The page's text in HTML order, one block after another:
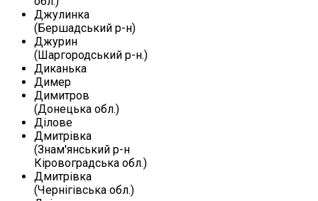
Джулинка
(Бершадський р-н)
Джурин
(Шаргородський р-н.)
Диканька
Димер
Димитров
(Донецька обл.)
Ділове
Дмитрівка
(Знам'янський р-н
Кіровоградська обл.)
Дмитрівка
(Чернігівська обл.)